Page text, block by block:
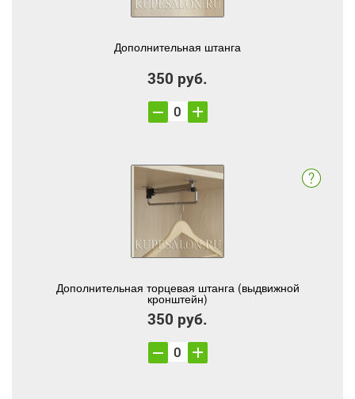
Дополнительная штанга
350 руб.
Дополнительная торцевая штанга (выдвижной
кронштейн)
350 руб.